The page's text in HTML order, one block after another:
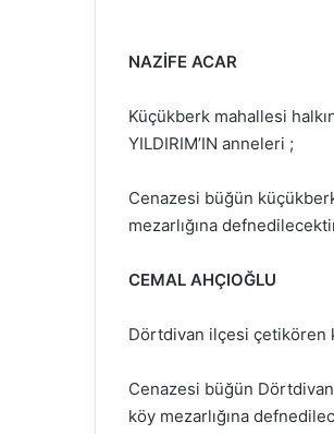
NAZİFE ACAR
Küçükberk mahallesi
YILDIRIM’IN anneleri ;
Cenazesi büğün
mezarlığına
CEMAL AHÇIOĞLU
Dörtdivan ilçesi çetikören
Cenazesi büğün
köy mezarlığına